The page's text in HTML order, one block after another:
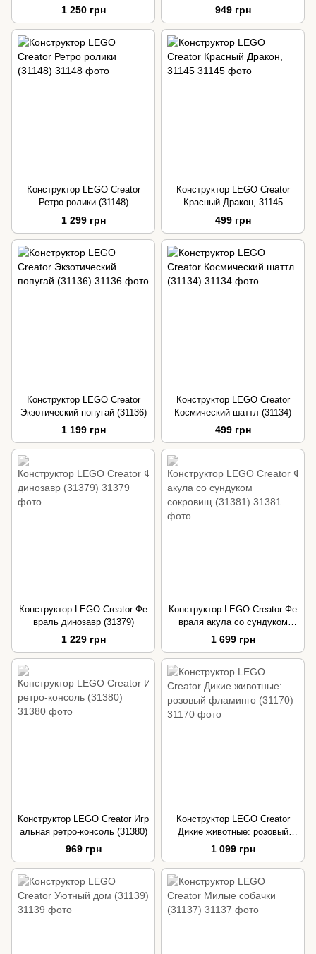
1 250 грн 949 грн
Конструктор LEGO Creator
Ретро ролики (31148)
1 299 грн
Конструктор LEGO Creator
Красный Дракон, 31145
499 грн
Конструктор LEGO Creator
Экзотический попугай (31136)
1 199 грн
Конструктор LEGO Creator
Космический шаттл (31134)
499 грн
Конструктор LEGO Creator Фе
враль динозавр (31379)
1 229 грн
Конструктор LEGO Creator Фе
враля акула со сундуком
сокровищ (31381)
1 699 грн
Конструктор LEGO Creator Игр
альная ретро-консоль (31380)
969 грн
Конструктор LEGO Creator
Дикие животные: розовый
фламинго (31170)
1 099 грн